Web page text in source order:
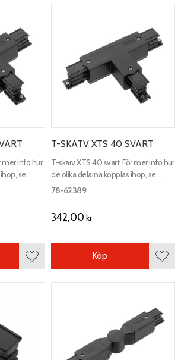
mer info hur
se
Lägg till i favoriter
T-SKATV XTS 40 SVART
T-skarv XTS 40 svart. För mer info hur
de olika delarna kopplas ihop, se
kopplingsschema.
78-62389
342,00 kr
Köp